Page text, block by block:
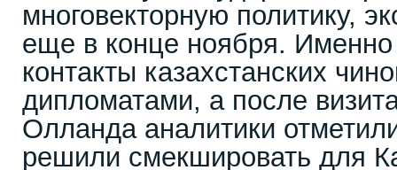
многовекторную политику,
еще в конце ноября. Именно
контакты казахстанских
дипломатами, а после
Олланда аналитики
решили смекшировать для